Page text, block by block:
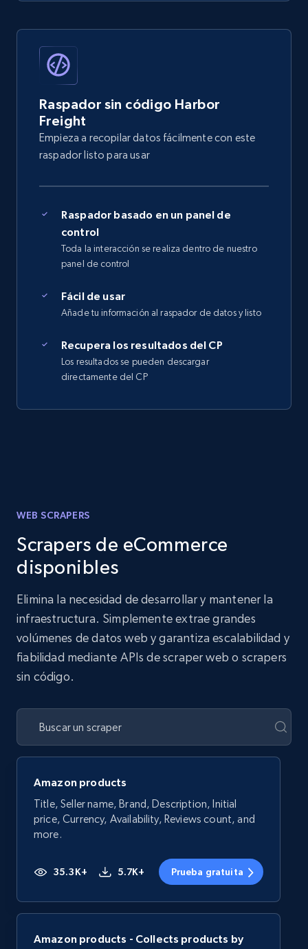
Raspador sin código Harbor
Freight
Empieza a recopilar datos fácilmente con este
raspador listo para usar
Raspador basado en un panel de
control
Toda la interacción se realiza dentro de nuestro
panel de control
Fácil de usar
Añade tu información al raspador de datos y listo
Recupera los resultados del CP
Los resultados se pueden descargar
directamente del CP
WEB SCRAPERS
Scrapers de eCommerce
disponibles
Elimina la necesidad de desarrollar y mantener la
infraestructura. Simplemente extrae grandes
volúmenes de datos web y garantiza escalabilidad y
fiabilidad mediante APIs de scraper web o scrapers
sin código.
Amazon products
Title, Seller name, Brand, Description, Initial
price, Currency, Availability, Reviews count, and
more.
35.3K+ 5.7K+ Prueba gratuita
Amazon products - Collects products by